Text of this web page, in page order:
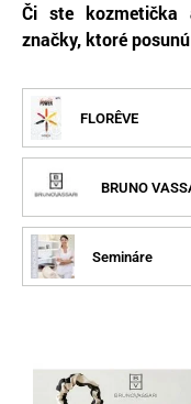
Či ste kozmetička
značky, ktoré
FLORÊVE
BRUNO
Semináre